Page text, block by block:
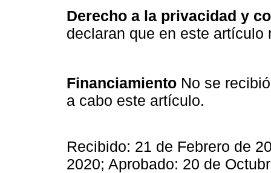
Derecho a la privacidad y
declaran que en este
Financiamiento No se
a cabo este artículo.
Recibido: 21 de Febrero de
2020; Aprobado: 20 de